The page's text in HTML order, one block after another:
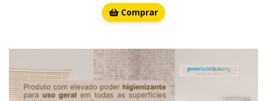
Comprar